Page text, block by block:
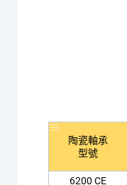
16013 CE
6013 CE
陶瓷軸承
型號
6200 CE